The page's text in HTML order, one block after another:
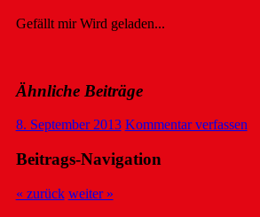
Gefällt mir Wird geladen...
Ähnliche Beiträge
8. September 2013 Kommentar verfassen
Beitrags-Navigation
« zurück weiter »